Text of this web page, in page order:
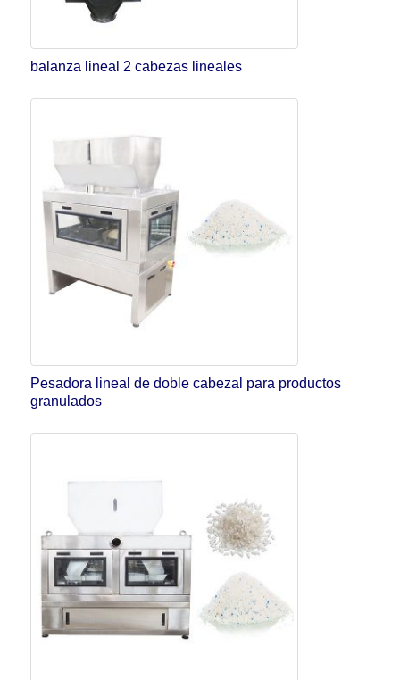
balanza lineal 2 cabezas lineales
Pesadora lineal de doble cabezal para productos
granulados